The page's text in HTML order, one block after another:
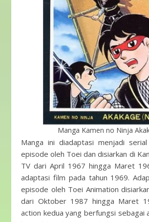
Manga Kamen no Ninja
Manga ini diadaptasi menjadi
episode oleh Toei dan disiarkan di
TV dari April 1967 hingga Maret
adaptasi film pada tahun 1969.
episode oleh Toei Animation
dari Oktober 1987 hingga Maret
action kedua yang berfungsi sebagai